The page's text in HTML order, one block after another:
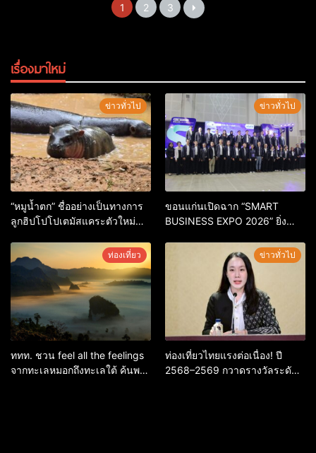
1 2 3
เรื่องมาใหม่
ข่าวทั่วไป
“หมูน้ำตก” ชื่ออย่างเป็นทางการ
ลูกฮิปโปโปเตมัสแคระตัวใหม่
กิจกรรมร่วมโหวตชนะกว่า
10,000 คะแนน
ข่าวทั่วไป
ขอนแก่นเปิดฉาก “SMART
BUSINESS EXPO 2026” ยิ่ง
ระดับเศรษฐกิจดิจิทัลอีสาน
ท่องเที่ยว
ททท. ชวน feel all the feelings
จากทะเลหมอกถึงทะเลใต้ ค้นพบ
ข่าวทั่วไป
ท่องเที่ยวไทยแรงต่อเนื่อง! ปี
2568–2569 กวาดรางวัลระดับ